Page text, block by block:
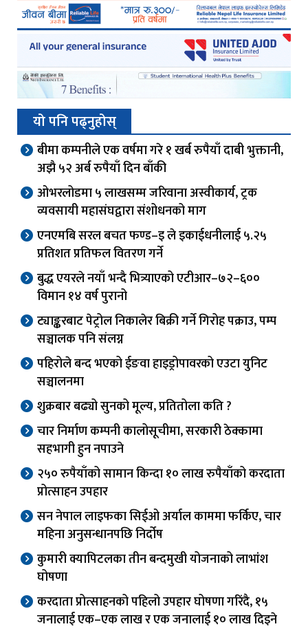
यो पनि पढ्नुहोस्
बीमा कम्पनीले एक वर्षमा गरे १ खर्ब रुपैयाँ दाबी भुक्तानी,
अझै ५२ अर्ब रुपैयाँ दिन बाँकी
ओभरलोडमा ५ लाखसम्म जरिवाना अस्वीकार्य, ट्रक
व्यवसायी महासंघद्वारा संशोधनको माग
एनएमबि सरल बचत फण्ड–इ ले इकाईधनीलाई ५.२५
प्रतिशत प्रतिफल वितरण गर्ने
बुद्ध एयरले नयाँ भन्दै भित्र्याएको एटीआर–७२–६००
विमान १४ वर्ष पुरानो
ट्याङ्करबाट पेट्रोल निकालेर बिक्री गर्ने गिरोह पक्राउ, पम्प
सञ्चालक पनि संलग्न
पहिरोले बन्द भएको ईङवा हाइड्रोपावरको एउटा युनिट
सञ्चालनमा
शुक्रबार बढ्यो सुनको मूल्य, प्रतितोला कति ?
चार निर्माण कम्पनी कालोसूचीमा, सरकारी ठेक्कामा
सहभागी हुन नपाउने
२५० रुपैयाँको सामान किन्दा १० लाख रुपैयाँको करदाता
प्रोत्साहन उपहार
सन नेपाल लाइफका सिईओ अर्याल काममा फर्किए, चार
महिना अनुसन्धानपछि निर्दोष
कुमारी क्यापिटलका तीन बन्दमुखी योजनाको लाभांश
घोषणा
करदाता प्रोत्साहनको पहिलो उपहार घोषणा गरिंदै, १५
जनालाई एक–एक लाख र एक जनालाई १० लाख दिइने